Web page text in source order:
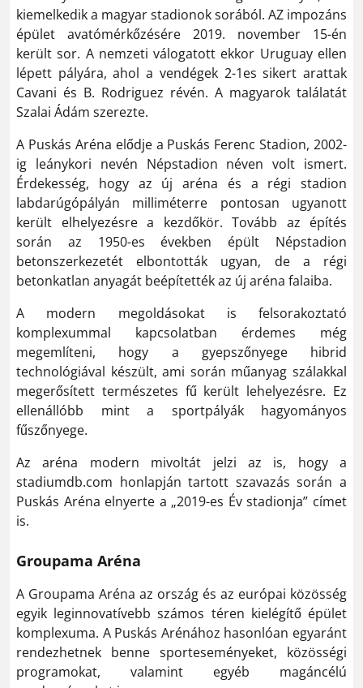
kiemelkedik a magyar stadionok sorából. AZ impozáns
épület avatómérkőzésére 2019. november 15-én
került sor. A nemzeti válogatott ekkor Uruguay ellen
lépett pályára, ahol a vendégek 2-1es sikert arattak
Cavani és B. Rodriguez révén. A magyarok találatát
Szalai Ádám szerezte.
A Puskás Aréna elődje a Puskás Ferenc Stadion, 2002-
ig leánykori nevén Népstadion néven volt ismert.
Érdekesség, hogy az új aréna és a régi stadion
labdarúgópályán milliméterre pontosan ugyanott
került elhelyezésre a kezdőkör. Tovább az építés
során az 1950-es években épült Népstadion
betonszerkezetét elbontották ugyan, de a régi
betonkatlan anyagát beépítették az új aréna falaiba.
A modern megoldásokat is felsorakoztató
komplexummal kapcsolatban érdemes még
megemlíteni, hogy a gyepszőnyege hibrid
technológiával készült, ami során műanyag szálakkal
megerősített természetes fű került lehelyezésre. Ez
ellenállóbb mint a sportpályák hagyományos
fűszőnyege.
Az aréna modern mivoltát jelzi az is, hogy a
stadiumdb.com honlapján tartott szavazás során a
Puskás Aréna elnyerte a „2019-es Év stadionja” címet
is.
Groupama Aréna
A Groupama Aréna az ország és az európai közösség
egyik leginnovatívebb számos téren kielégítő épület
komplexuma. A Puskás Arénához hasonlóan egyaránt
rendezhetnek benne sporteseményeket, közösségi
programokat, valamint egyéb magáncélú